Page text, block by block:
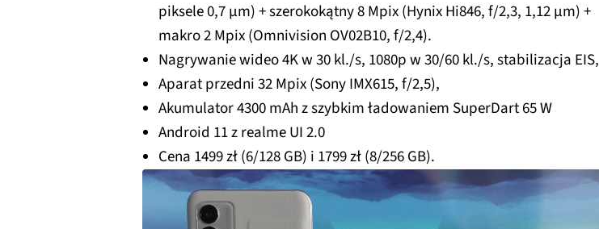
piksele 0,7 µm) + szerokokątny 8 Mpix (Hynix Hi846, f/2,3, 1,12 µm) +
makro 2 Mpix (Omnivision OV02B10, f/2,4).
Nagrywanie wideo 4K w 30 kl./s, 1080p w 30/60 kl./s, stabilizacja EIS,
Aparat przedni 32 Mpix (Sony IMX615, f/2,5),
Akumulator 4300 mAh z szybkim ładowaniem SuperDart 65 W
Android 11 z realme UI 2.0
Cena 1499 zł (6/128 GB) i 1799 zł (8/256 GB).